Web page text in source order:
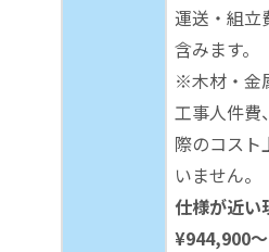
運送・組立
含みます。
※木材・金
工事人件費
際のコスト
いません。
仕様が近い
¥944,900～